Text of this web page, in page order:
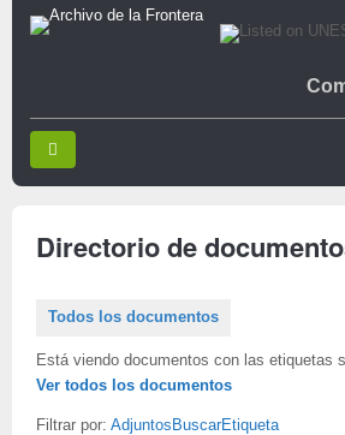
Directorio de
Todos los documentos
Está viendo documentos con las etiquetas
Ver todos los documentos
Filtrar por: Adjuntos BuscarEtiqueta